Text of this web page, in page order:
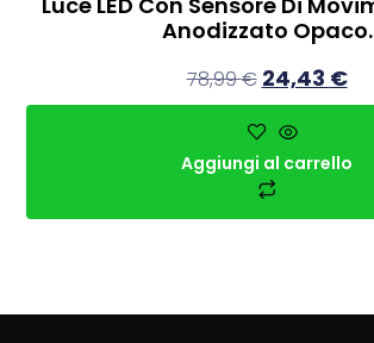
Anodizzato Opaco.
78,99€ 24,43 €
Aggiungi al carrello